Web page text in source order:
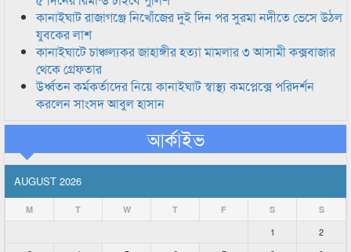
কানাইঘাট রাজাগঞ্জে নিখোঁজের দুই দিন পর সুরমা নদীতে ভেসে উঠল
যুবকের লাশ
কানাইঘাটে চাঞ্চল্যকর জাহাঙ্গীর হত্যা মামলার ৩ আসামী কক্সবাজার
থেকে গ্রেফতার
উর্ধ্বতন কর্মকর্তাদের নিয়ে কানাইঘাট স্বাস্থ্য কমপ্লেক্সে পরিদর্শন
করলেন সাংসদ আবুল হাসান
আর্কাইভ
AUGUST 2026
M T W T F S S
1
2